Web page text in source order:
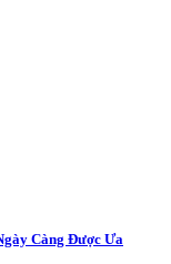
Càng Được Ưa